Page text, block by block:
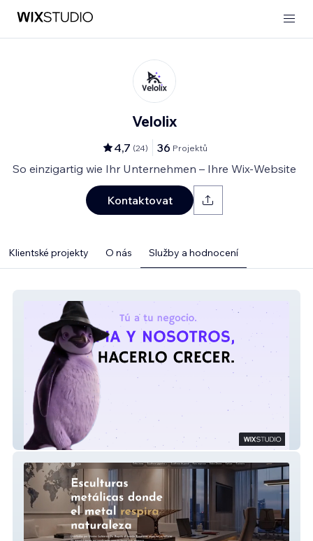
Velolix
4,7 (24) 36 Projektů
So einzigartig wie Ihr Unternehmen – Ihre Wix-Website
Kontaktovat
Klientské projekty O nás Služby a hodnocení
Velolix